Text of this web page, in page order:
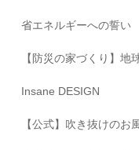
省エネルギーへの誓い
【防災の家づくり】
Insane DESIGN
【公式】吹き抜けのお